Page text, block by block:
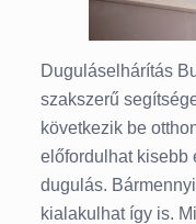
Duguláselhárítás
szakszerű
következik be
előfordulhat kisebb
dugulás.
kialakulhat így is.